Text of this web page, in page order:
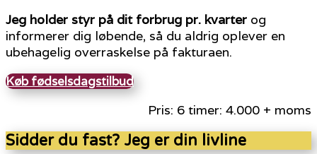
Jeg holder styr på dit forbrug pr. kvarter og
informerer dig løbende, så du aldrig oplever en
ubehagelig overraskelse på fakturaen.
Køb fødselsdagstilbud
Pris: 6 timer: 4.000 + moms
Sidder du fast? Jeg er din livline